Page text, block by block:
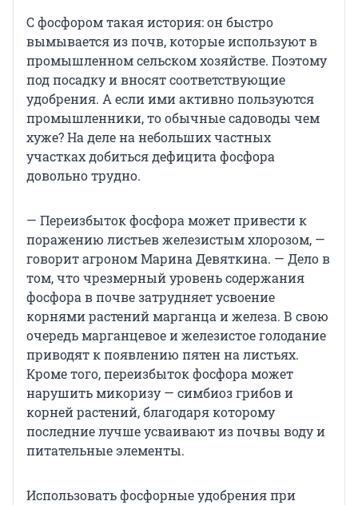
С фосфором такая история: он быстро
вымывается из почв, которые используют в
промышленном сельском хозяйстве. Поэтому
под посадку и вносят соответствующие
удобрения. А если ими активно пользуются
промышленники, то обычные садоводы чем
хуже? На деле на небольших частных
участках добиться дефицита фосфора
довольно трудно.
— Переизбыток фосфора может привести к
поражению листьев железистым хлорозом, —
говорит агроном Марина Девяткина. — Дело в
том, что чрезмерный уровень содержания
фосфора в почве затрудняет усвоение
корнями растений марганца и железа. В свою
очередь марганцевое и железистое голодание
приводят к появлению пятен на листьях.
Кроме того, переизбыток фосфора может
нарушить микоризу — симбиоз грибов и
корней растений, благодаря которому
последние лучше усваивают из почвы воду и
питательные элементы.
Использовать фосфорные удобрения при